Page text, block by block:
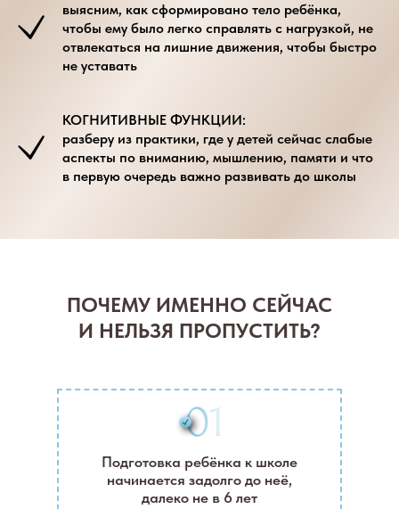
выясним, как сформировано тело ребёнка,
чтобы ему было легко справлять с нагрузкой, не
отвлекаться на лишние движения, чтобы быстро
не уставать
КОГНИТИВНЫЕ ФУНКЦИИ:
разберу из практики, где у детей сейчас слабые
аспекты по вниманию, мышлению, памяти и что
в первую очередь важно развивать до школы
ПОЧЕМУ ИМЕННО СЕЙЧАС
И НЕЛЬЗЯ ПРОПУСТИТЬ?
Подготовка ребёнка к школе
начинается задолго до неё,
далеко не в 6 лет